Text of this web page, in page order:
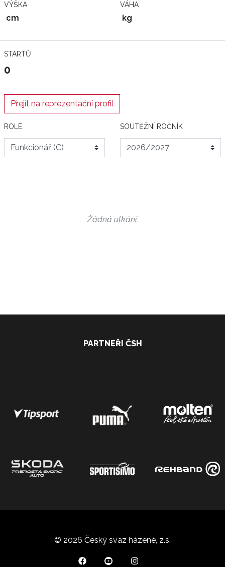
VÝŠKA
cm
VÁHA
kg
STARTŮ
0
Přejít na reprezentační profil
ROLE SOUTĚŽNÍ ROČNÍK
Žádná utkání.
PARTNEŘI ČSH
© 2026 Český svaz házené, z.s.